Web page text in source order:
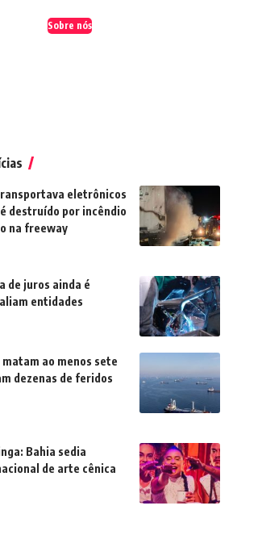
Sobre nós
eletrônicos
destruído por incêndio
na freeway
de juros ainda é
entidades
ao menos sete
dezenas de feridos
Bahia sedia
de arte cênica